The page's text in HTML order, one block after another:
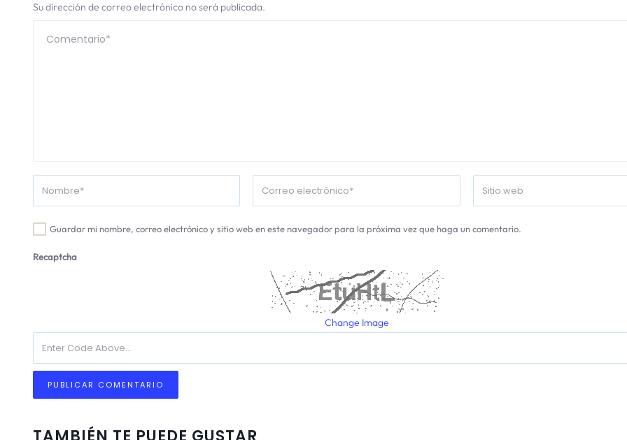
Su dirección de correo electrónico no será publicada.
Guardar mi nombre, correo electrónico y sitio web en este navegador para la próxima vez que haga un comentario.
Recaptcha
Change Image